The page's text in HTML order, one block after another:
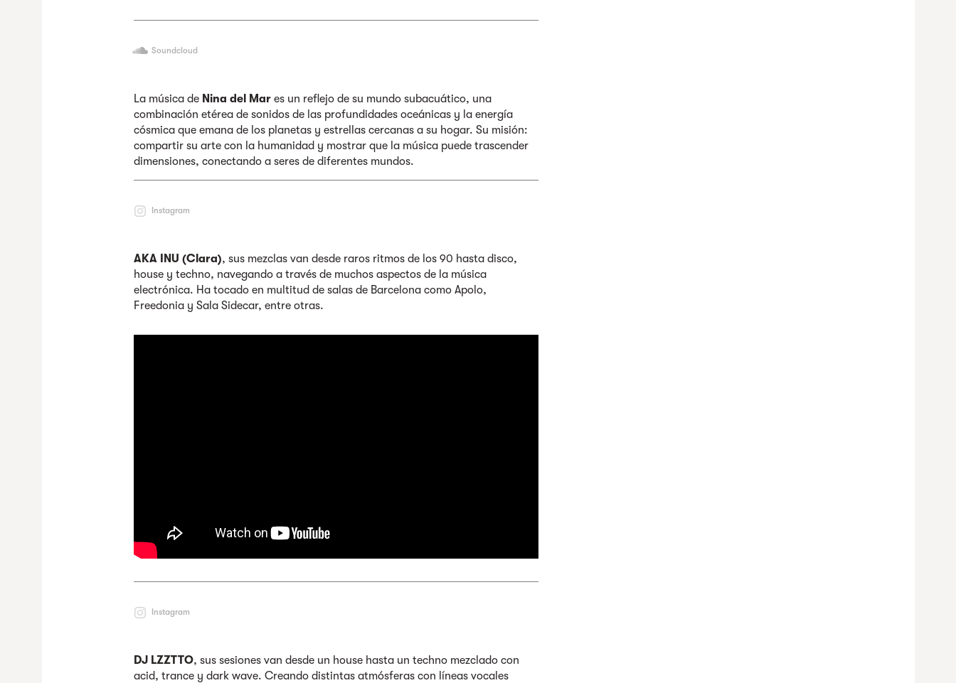
Soundcloud
La música de Nina del Mar es un reflejo de su mundo subacuático, una
combinación etérea de sonidos de las profundidades oceánicas y la energía
cósmica que emana de los planetas y estrellas cercanas a su hogar. Su misión:
compartir su arte con la humanidad y mostrar que la música puede trascender
dimensiones, conectando a seres de diferentes mundos.
Instagram
AKA INU (Clara), sus mezclas van desde raros ritmos de los 90 hasta disco,
house y techno, navegando a través de muchos aspectos de la música
electrónica. Ha tocado en multitud de salas de Barcelona como Apolo,
Freedonia y Sala Sidecar, entre otras.
Instagram
DJ LZZTTO, sus sesiones van desde un house hasta un techno mezclado con
acid, trance y dark wave. Creando distintas atmósferas con líneas vocales